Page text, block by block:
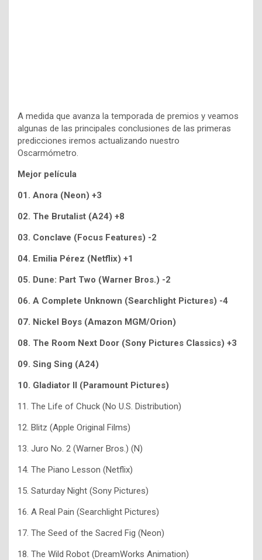
A medida que avanza la temporada de premios y veamos
algunas de las principales conclusiones de las primeras
predicciones iremos actualizando nuestro
Oscarmómetro.
Mejor película
01. Anora (Neon) +3
02. The Brutalist (A24) +8
03. Conclave (Focus Features) -2
04. Emilia Pérez (Netflix) +1
05. Dune: Part Two (Warner Bros.) -2
06. A Complete Unknown (Searchlight Pictures) -4
07. Nickel Boys (Amazon MGM/Orion)
08. The Room Next Door (Sony Pictures Classics) +3
09. Sing Sing (A24)
10. Gladiator II (Paramount Pictures)
11. The Life of Chuck (No U.S. Distribution)
12. Blitz (Apple Original Films)
13. Juro No. 2 (Warner Bros.) (N)
14. The Piano Lesson (Netflix)
15. Saturday Night (Sony Pictures)
16. A Real Pain (Searchlight Pictures)
17. The Seed of the Sacred Fig (Neon)
18. The Wild Robot (DreamWorks Animation)